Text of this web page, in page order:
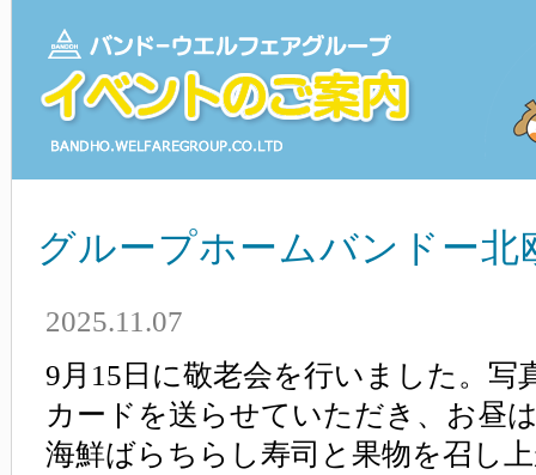
グループホームバンドー北
2025.11.07
9月15日に敬老会を行いました。写
カードを送らせていただき、お昼
海鮮ばらちらし寿司と果物を召し